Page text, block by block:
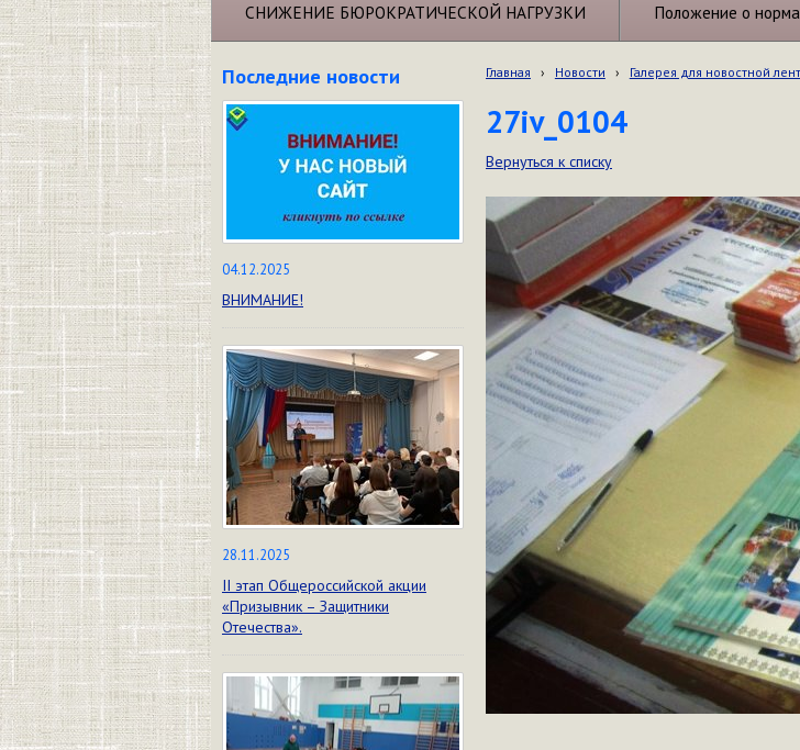
СНИЖЕНИЕ БЮРОКРАТИЧЕСКОЙ НАГРУЗКИ Положение о
Последние новости
04.12.2025
ВНИМАНИЕ!
28.11.2025
II этап Общероссийской акции
«Призывник – Защитники
Отечества».
Главная › Новости › Галерея для новостной
27iv_0104
Вернуться к списку